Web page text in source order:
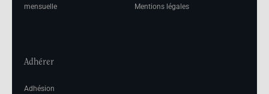
mensuelle
Mentions légales
Adhérer
Adhésion